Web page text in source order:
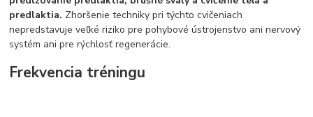
predlaktia. Zhoršenie techniky pri týchto cvičeniach
nepredstavuje veľké riziko pre pohybové ústrojenstvo ani nervový
systém ani pre rýchlosť regenerácie.
Frekvencia tréningu